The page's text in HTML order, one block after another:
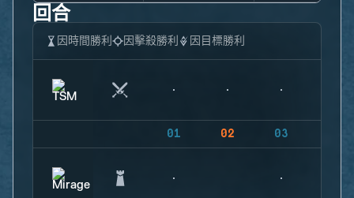
回合
因時間勝利 因擊殺勝利 因目標勝利
01 02 03